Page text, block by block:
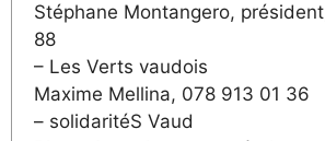
Stéphane Montangero,
88
– Les Verts vaudois
Maxime Mellina, 078 913 01 36
– solidaritéS Vaud